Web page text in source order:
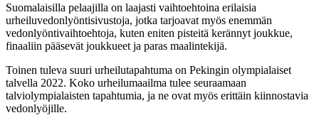
Suomalaisilla pelaajilla on laajasti vaihtoehtoina erilaisia
urheiluvedonlyöntisivustoja, jotka tarjoavat myös enemmän
vedonlyöntivaihtoehtoja, kuten eniten pisteitä kerännyt joukkue,
finaaliin pääsevät joukkueet ja paras maalintekijä.
Toinen tuleva suuri urheilutapahtuma on Pekingin olympialaiset
talvella 2022. Koko urheilumaailma tulee seuraamaan
talviolympialaisten tapahtumia, ja ne ovat myös erittäin kiinnostavia
vedonlyöjille.